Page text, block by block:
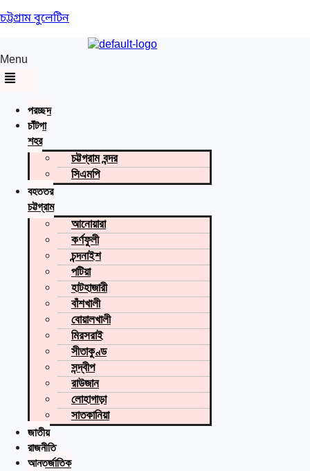
চট্টগ্রাম বুলেটিন
Menu
প্রচ্ছদ
চাঁটগা
শহর
চট্টগ্রাম বন্দর
সিএমপি
বৃহত্তর
চট্টগ্রাম
আনোয়ারা
কর্ণফুলী
চন্দনাইশ
পটিয়া
হাটহাজারী
বাঁশখালী
বোয়ালখালী
মিরসরাই
সীতাকুণ্ড
সন্দ্বীপ
রাউজান
লোহাগাড়া
সাতকানিয়া
জাতীয়
রাজনীতি
আন্তর্জাতিক